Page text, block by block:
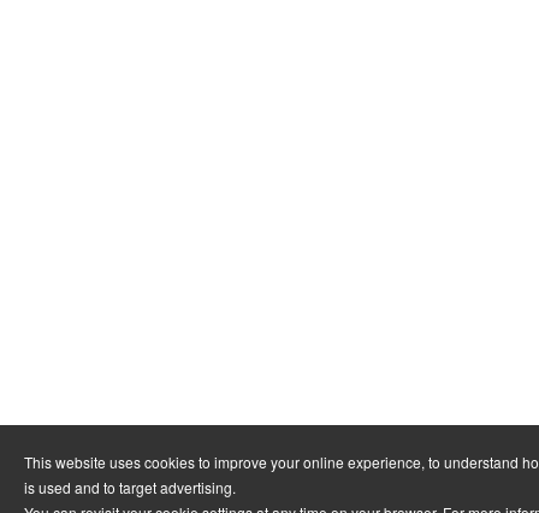
This website uses cookies to improve your online experience, to understand
is used and to target advertising.